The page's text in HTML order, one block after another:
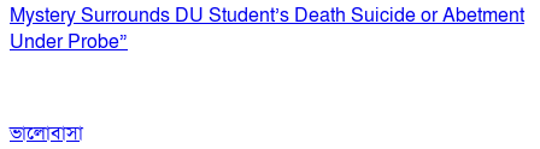
Mystery Surrounds DU Student’s Death Suicide or Abetment
Under Probe”
ভালোবাসা